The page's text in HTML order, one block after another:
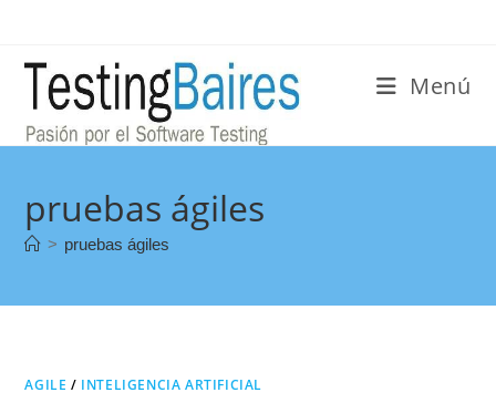
Menú
pruebas ágiles
> pruebas ágiles
AGILE / INTELIGENCIA ARTIFICIAL